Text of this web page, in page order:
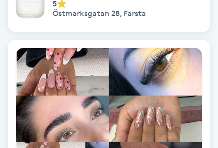
Color correction
Cryoterapi
Damklippning
Dermapen
Diamantslipning
5
Östmarksgatan 28, Farsta